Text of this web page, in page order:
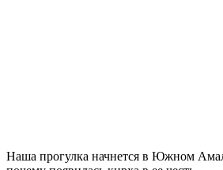
Наша прогулка начнется в Южном